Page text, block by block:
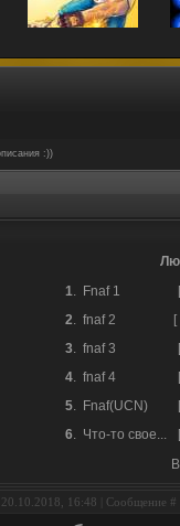
:))
1. Fnaf 1
2. fnaf 2
[
3. fnaf 3
4. fnaf 4
5. Fnaf(UCN)
6. Что-то свое...
16:48 | Сообщение #